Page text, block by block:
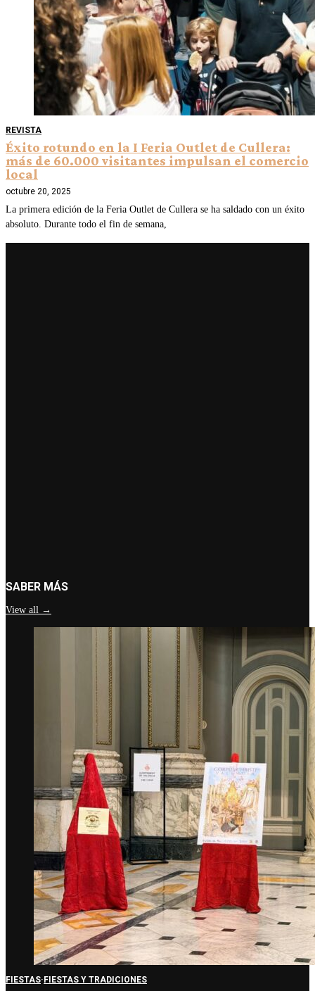
REVISTA
Éxito rotundo en la I Feria Outlet de Cullera:
más de 60.000 visitantes impulsan el comercio
local
octubre 20, 2025
La primera edición de la Feria Outlet de Cullera se ha saldado con un éxito
absoluto. Durante todo el fin de semana,
SABER MÁS
View all →
FIESTAS·FIESTAS Y TRADICIONES